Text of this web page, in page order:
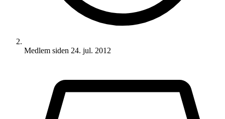
Medlem siden 24. jul. 2012